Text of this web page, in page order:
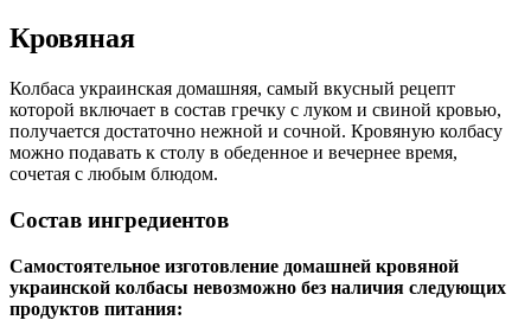
Кровяная
Колбаса украинская домашняя, самый вкусный рецепт
которой включает в состав гречку с луком и свиной кровью,
получается достаточно нежной и сочной. Кровяную колбасу
можно подавать к столу в обеденное и вечернее время,
сочетая с любым блюдом.
Состав ингредиентов
Самостоятельное изготовление домашней кровяной
украинской колбасы невозможно без наличия следующих
продуктов питания: